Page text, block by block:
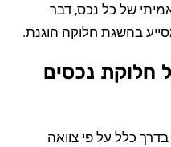
של כל נכס, דבר
בהשגת חלוקה הוגנת.
חלוקת נכסים
כלל על פי צוואה